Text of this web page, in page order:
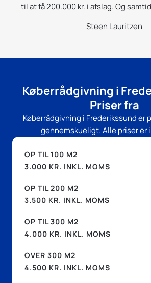
god til at oversætte hans fund og
instruktioner, og vi rækker
Anne
Køberrådgivning i
Priser fra
Køberrådgivning i Frederikssund er
gennemskueligt. Alle priser er
OP TIL 100 M2
3.000 KR. INKL. MOMS
OP TIL 200 M2
3.500 KR. INKL. MOMS
OP TIL 300 M2
4.000 KR. INKL. MOMS
OVER 300 M2
4.500 KR. INKL. MOMS